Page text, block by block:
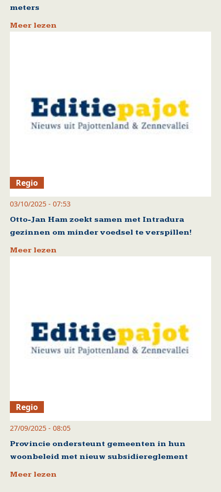
meters
Meer lezen
Regio
03/10/2025 - 07:53
Otto-Jan Ham zoekt samen met Intradura
gezinnen om minder voedsel te verspillen!
Meer lezen
Regio
27/09/2025 - 08:05
Provincie ondersteunt gemeenten in hun
woonbeleid met nieuw subsidiereglement
Meer lezen